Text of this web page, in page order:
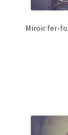
Miroir fer-